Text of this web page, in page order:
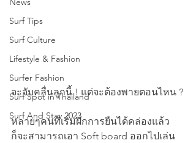
Surf Tips
Surf Culture
Lifestyle & Fashion
Surfer Fashion
Surf Spot in Thailand
Surf And Stay 2023
จะจับคลื่นลูกนี้ ! แต่จะต้องพายตอนไหน ?
หลายๆคนที่เริ่มฝึกการยืนได้คล่องแล้ว
ก็จะสามารถเอา Soft board ออกไปเล่น